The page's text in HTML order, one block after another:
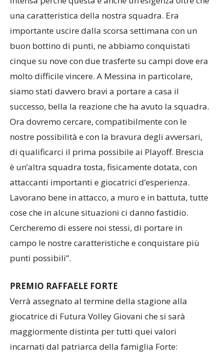
una caratteristica della nostra squadra. Era
importante uscire dalla scorsa settimana con un
buon bottino di punti, ne abbiamo conquistati
cinque su nove con due trasferte su campi dove era
molto difficile vincere. A Messina in particolare,
siamo stati davvero bravi a portare a casa il
successo, bella la reazione che ha avuto la squadra.
Ora dovremo cercare, compatibilmente con le
nostre possibilità e con la bravura degli avversari,
di qualificarci il prima possibile ai Playoff. Brescia
è un’altra squadra tosta, fisicamente dotata, con
attaccanti importanti e giocatrici d’esperienza.
Lavorano bene in attacco, a muro e in battuta, tutte
cose che in alcune situazioni ci danno fastidio.
Cercheremo di essere noi stessi, di portare in
campo le nostre caratteristiche e conquistare più
punti possibili”.
Verrà assegnato al termine della stagione alla
giocatrice di Futura Volley Giovani che si sarà
maggiormente distinta per tutti quei valori
incarnati dal patriarca della famiglia Forte:
passione, impegno, carattere e attaccamento alla